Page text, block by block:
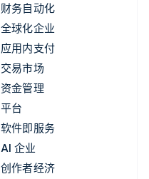
财务自动化
全球化企业
应用内支付
交易市场
资金管理
平台
软件即服务
AI 企业
创作者经济